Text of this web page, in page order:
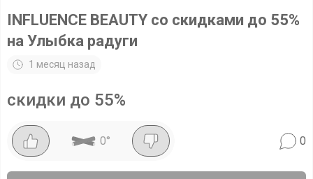
INFLUENCE BEAUTY со скидками до 55%
на Улыбка радуги
1 месяц назад
скидки до 55%
0° 0